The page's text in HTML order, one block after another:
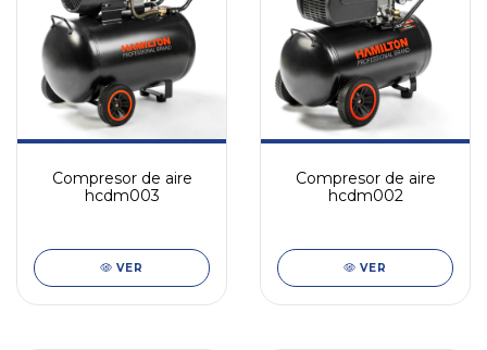
Compresor de aire
hcdm003
VER
Compresor de aire
hcdm002
VER